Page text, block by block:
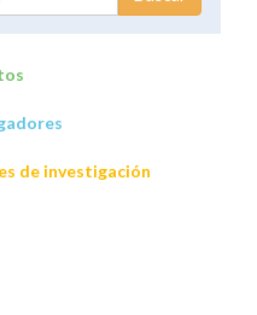
de investigación